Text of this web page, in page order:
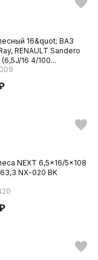
16&quot; ВАЗ
RENAULT Sandero
16 4/100...
NEXT 6,5x16/5x108
NX-020 BK